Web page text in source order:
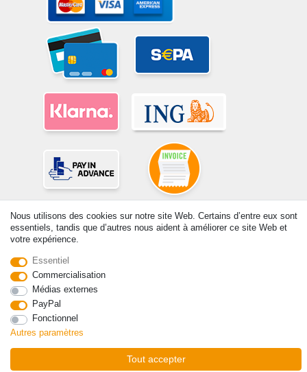
© Copyright 2026 | Tous droits réservés. -Tous droits réservés – Les
prix indiqués par le Vendeur au moment de la commande sont libellés
en Euros TTC. Les conditions s’appliquent aux livraisons en France !
Nous utilisons des cookies sur notre site Web. Certains d’entre eux sont
essentiels, tandis que d’autres nous aident à améliorer ce site Web et
votre expérience.
Essentiel
Commercialisation
Médias externes
PayPal
Fonctionnel
Autres paramètres
Tout accepter
Rétracter le contrat ici